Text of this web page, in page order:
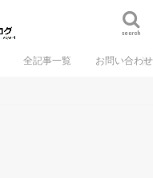
search
全記事一覧 お問い合わせ